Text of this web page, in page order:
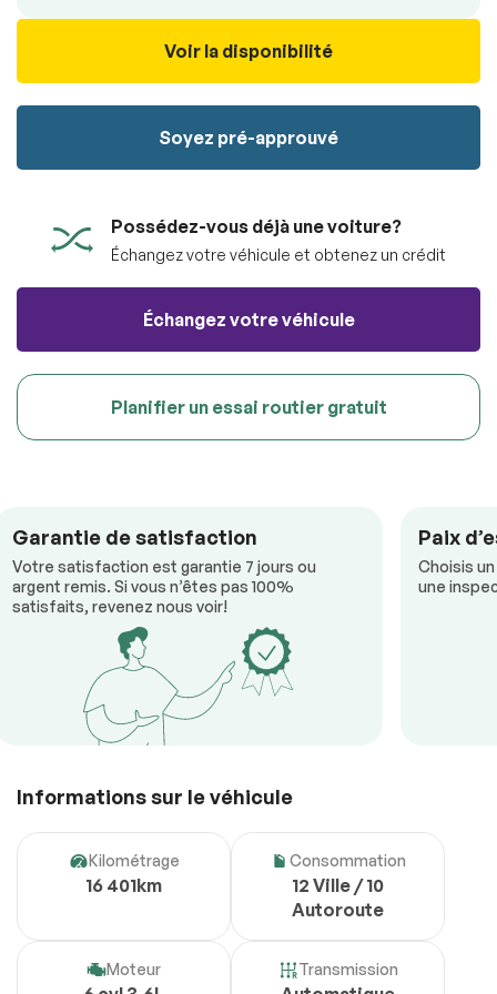
Voir la disponibilité
Soyez pré-approuvé
Possédez-vous déjà une voiture?
Échangez votre véhicule et obtenez un crédit
Échangez votre véhicule
Planifier un essai routier gratuit
Garantie de satisfaction
Votre satisfaction est garantie 7 jours ou
argent remis. Si vous n’êtes pas 100%
satisfaits, revenez nous voir!
Paix
Choisis
une
Informations sur le véhicule
Kilométrage
16 401km
Consommation
12 Ville / 10
Autoroute
Moteur Transmission
100% SÉCURITAIRE
Soumettre l'information